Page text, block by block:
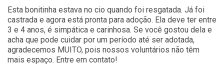
Esta bonitinha estava no cio quando foi resgatada. Já foi
castrada e agora está pronta para adoção. Ela deve ter entre
3 e 4 anos, é simpática e carinhosa. Se você gostou dela e
acha que pode cuidar por um período até ser adotada,
agradecemos MUITO, pois nossos voluntários não têm
mais espaço. Entre em contato!